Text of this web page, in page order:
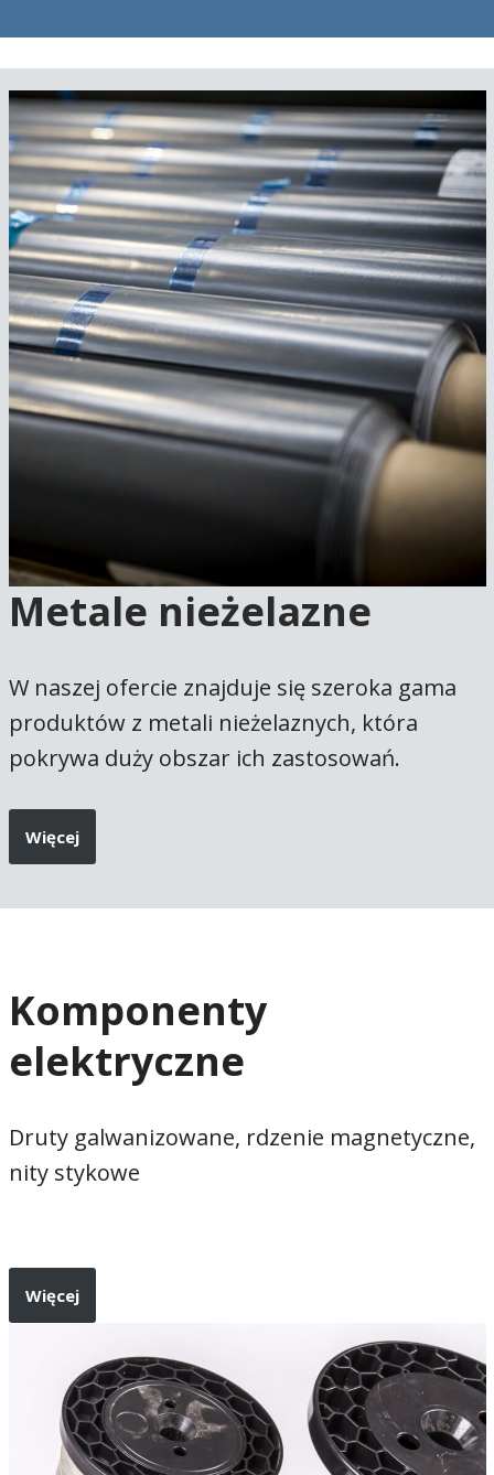
Metale nieżelazne
W naszej ofercie znajduje się szeroka gama
produktów z metali nieżelaznych, która
pokrywa duży obszar ich zastosowań.
Więcej
Komponenty
elektryczne
Druty galwanizowane, rdzenie magnetyczne,
nity stykowe
Więcej